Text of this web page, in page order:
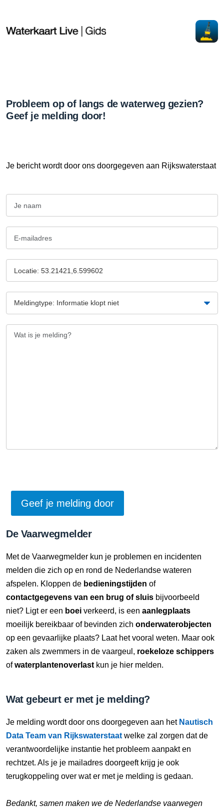
Probleem op of langs de waterweg gezien?
Geef je melding door!
Je bericht wordt door ons doorgegeven aan Rijkswaterstaat
De Vaarwegmelder
Met de Vaarwegmelder kun je problemen en incidenten
melden die zich op en rond de Nederlandse wateren
afspelen. Kloppen de bedieningstijden of
contactgegevens van een brug of sluis bijvoorbeeld
niet? Ligt er een boei verkeerd, is een aanlegplaats
moeilijk bereikbaar of bevinden zich onderwaterobjecten
op een gevaarlijke plaats? Laat het vooral weten. Maar ook
zaken als zwemmers in de vaargeul, roekeloze schippers
ofwaterplantenoverlast kun je hier melden.
Wat gebeurt er met je melding?
Je melding wordt door ons doorgegeven aan het Nautisch
Data Team van Rijkswaterstaat welke zal zorgen dat de
verantwoordelijke instantie het probleem aanpakt en
rechtzet. Als je je mailadres doorgeeft krijg je ook
terugkoppeling over wat er met je melding is gedaan.
Bedankt, samen maken we de Nederlandse vaarwegen